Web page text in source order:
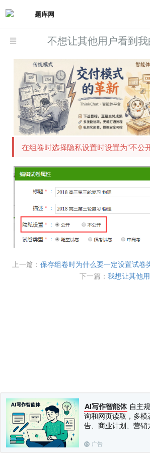
AI写作智能体 自主
询和网页读取，多
告、商业计划、营销
广告
题库网
不想让其他用户看到
在组卷时选择隐私设置时设置为"不公
上一篇： 保存组卷时为什么要一定设置试卷
下一篇： 我想让其他